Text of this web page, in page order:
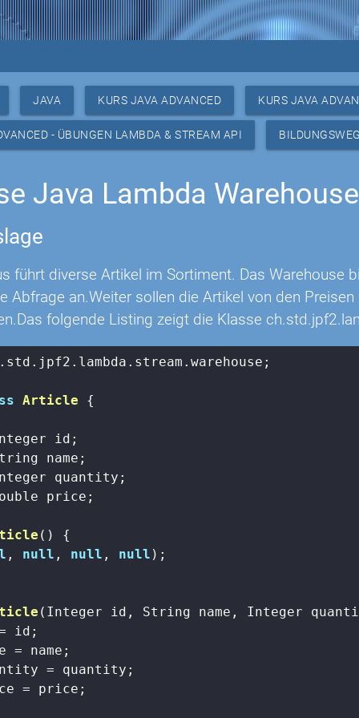
JAVA KURS JAVA ADVANCED KURS JAVA
- ÜBUNGEN LAMBDA & STREAM API BILDUNGSWEG
Java Lambda Warehouse
führt diverse Artikel im Sortiment. Das Warehouse
Abfrage an.Weiter sollen die Artikel von den
folgende Listing zeigt die Klasse
Article {
id;
name;
quantity;
price;
()
{
, null , null , null );
(Integer id, String name, Integer
id;
= name;
= quantity;
= price;